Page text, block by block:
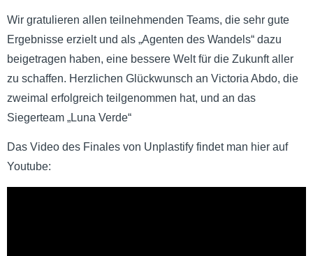
Wir gratulieren allen teilnehmenden Teams, die sehr gute
Ergebnisse erzielt und als „Agenten des Wandels“ dazu
beigetragen haben, eine bessere Welt für die Zukunft aller
zu schaffen. Herzlichen Glückwunsch an Victoria Abdo, die
zweimal erfolgreich teilgenommen hat, und an das
Siegerteam „Luna Verde“
Das Video des Finales von Unplastify findet man hier auf
Youtube: